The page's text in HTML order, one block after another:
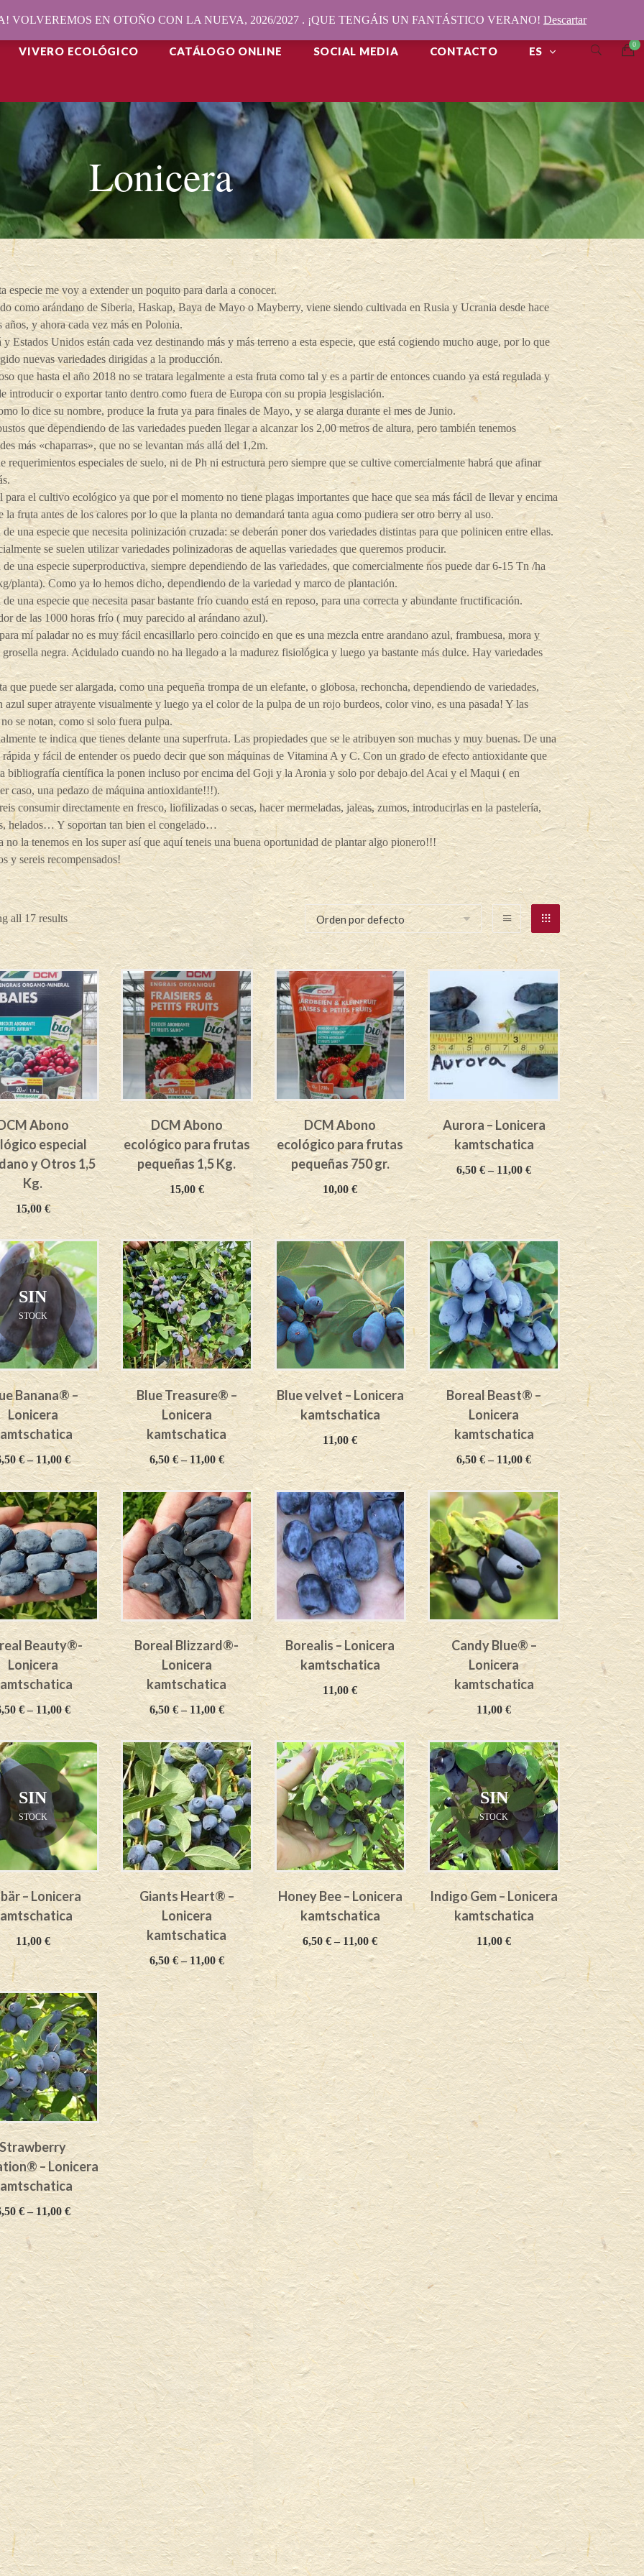
VIVERO ECOLÓGICO CATÁLOGO ONLINE SOCIAL MEDIA CONTACTO ES
Lonicera
especie me voy a extender un poquito para darla a conocer.
como arándano de Siberia, Haskap, Baya de Mayo o Mayberry, viene siendo cultivada en Rusia y Ucrania desde hace
años, y ahora cada vez más en Polonia.
y Estados Unidos están cada vez destinando más y más terreno a esta especie, que está cogiendo mucho auge, por lo que
nuevas variedades dirigidas a la producción.
que hasta el año 2018 no se tratara legalmente a esta fruta como tal y es a partir de entonces cuando ya está regulada y
introducir o exportar tanto dentro como fuera de Europa con su propia lesgislación.
lo dice su nombre, produce la fruta ya para finales de Mayo, y se alarga durante el mes de Junio.
que dependiendo de las variedades pueden llegar a alcanzar los 2,00 metros de altura, pero también tenemos
más «chaparras», que no se levantan más allá del 1,2m.
requerimientos especiales de suelo, ni de Ph ni estructura pero siempre que se cultive comercialmente habrá que afinar
para el cultivo ecológico ya que por el momento no tiene plagas importantes que hace que sea más fácil de llevar y encima
la fruta antes de los calores por lo que la planta no demandará tanta agua como pudiera ser otro berry al uso.
de una especie que necesita polinización cruzada: se deberán poner dos variedades distintas para que polinicen entre ellas.
se suelen utilizar variedades polinizadoras de aquellas variedades que queremos producir.
de una especie superproductiva, siempre dependiendo de las variedades, que comercialmente nos puede dar 6-15 Tn /ha
planta). Como ya lo hemos dicho, dependiendo de la variedad y marco de plantación.
de una especie que necesita pasar bastante frío cuando está en reposo, para una correcta y abundante fructificación.
de las 1000 horas frío ( muy parecido al arándano azul).
mí paladar no es muy fácil encasillarlo pero coincido en que es una mezcla entre arandano azul, frambuesa, mora y
grosella negra. Acidulado cuando no ha llegado a la madurez fisiológica y luego ya bastante más dulce. Hay variedades
que puede ser alargada, como una pequeña trompa de un elefante, o globosa, rechoncha, dependiendo de variedades,
azul super atrayente visualmente y luego ya el color de la pulpa de un rojo burdeos, color vino, es una pasada! Y las
se notan, como si solo fuera pulpa.
te indica que tienes delante una superfruta. Las propiedades que se le atribuyen son muchas y muy buenas. De una
rápida y fácil de entender os puedo decir que son máquinas de Vitamina A y C. Con un grado de efecto antioxidante que
bibliografía científica la ponen incluso por encima del Goji y la Aronia y solo por debajo del Acai y el Maqui ( en
caso, una pedazo de máquina antioxidante!!!).
consumir directamente en fresco, liofilizadas o secas, hacer mermeladas, jaleas, zumos, introducirlas en la pastelería,
helados… Y soportan tan bien el congelado…
no la tenemos en los super así que aquí teneis una buena oportunidad de plantar algo pionero!!!
y sereis recompensados!
all 17 results
Abono
especial
y Otros 1,5
Kg.
15,00€
DCM Abono
ecológico para frutas
pequeñas 1,5 Kg.
15,00 €
DCM Abono
ecológico para frutas
pequeñas 750 gr.
10,00€
Aurora – Lonicera
kamtschatica
6,50€– 11,00€
SIN
STOCK
Banana® –
Lonicera
€– 11,00€
Blue Treasure® –
Lonicera
kamtschatica
6,50€–11,00 €
Blue velvet – Lonicera
kamtschatica
11,00€
Boreal Beast® –
Lonicera
kamtschatica
6,50€– 11,00€
Beauty®-
Lonicera
€– 11,00€
Boreal Blizzard®-
Lonicera
kamtschatica
6,50 €– 11,00€
Borealis – Lonicera
kamtschatica
11,00€
Candy Blue® –
Lonicera
kamtschatica
11,00€
SIN
STOCK
– Lonicera
11,00 €
Giants Heart® –
Lonicera
kamtschatica
6,50 €– 11,00€
Honey Bee – Lonicera
kamtschatica
6,50€–11,00€
SIN
STOCK
Indigo Gem – Lonicera
kamtschatica
11,00€
Strawberry
– Lonicera
€– 11,00 €
VOLVEREMOS EN OTOÑO CON LA NUEVA, 2026/2027 . ¡QUE TENGÁIS UN FANTÁSTICO VERANO! Descartar